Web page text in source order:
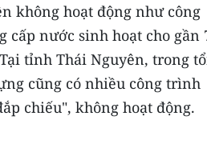
không hoạt động như công
nước sinh hoạt cho gần
tỉnh Thái Nguyên, trong
cũng có nhiều công trình
chiếu", không hoạt động.